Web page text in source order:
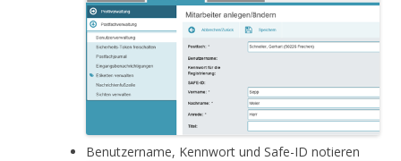
Benutzername, Kennwort und Safe-ID notieren